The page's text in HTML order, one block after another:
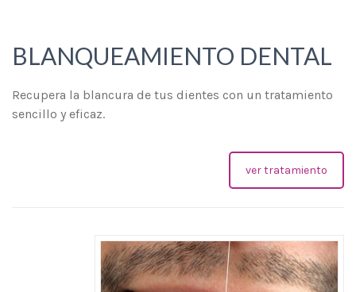
BLANQUEAMIENTO DENTAL
Recupera la blancura de tus dientes con un tratamiento
sencillo y eficaz.
ver tratamiento